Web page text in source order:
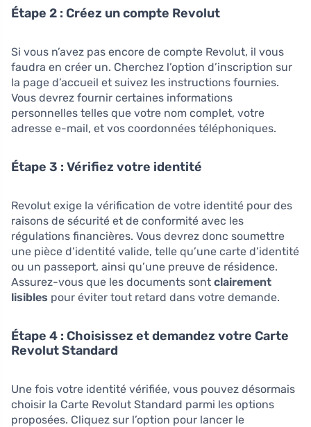
Étape 2 : Créez un compte Revolut
Si vous n’avez pas encore de compte Revolut, il vous
faudra en créer un. Cherchez l’option d’inscription sur
la page d’accueil et suivez les instructions fournies.
Vous devrez fournir certaines informations
personnelles telles que votre nom complet, votre
adresse e-mail, et vos coordonnées téléphoniques.
Étape 3 : Vérifiez votre identité
Revolut exige la vérification de votre identité pour des
raisons de sécurité et de conformité avec les
régulations financières. Vous devrez donc soumettre
une pièce d’identité valide, telle qu’une carte d’identité
ou un passeport, ainsi qu’une preuve de résidence.
Assurez-vous que les documents sont clairement
lisibles pour éviter tout retard dans votre demande.
Étape 4 : Choisissez et demandez votre Carte
Revolut Standard
Une fois votre identité vérifiée, vous pouvez désormais
choisir la Carte Revolut Standard parmi les options
proposées. Cliquez sur l’option pour lancer le